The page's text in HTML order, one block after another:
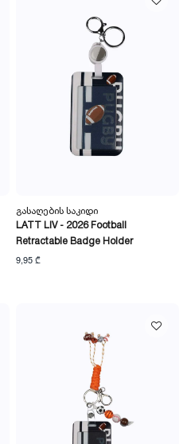
Გასაღების Საკიდი
LATT LIV - 2026 Football
Retractable Badge Holder
9,95 ₾